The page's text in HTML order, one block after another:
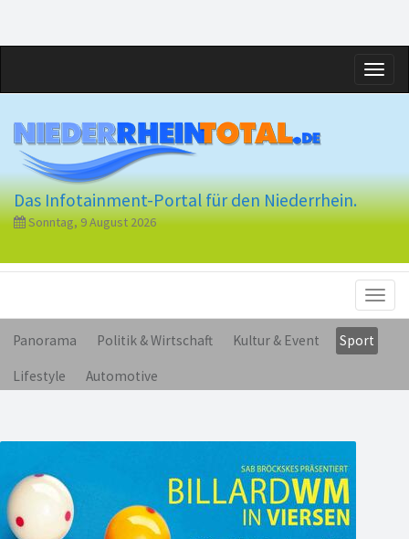
Das Infotainment-Portal für den Niederrhein.
Sonntag, 9 August 2026
Panorama Politik & Wirtschaft Kultur & Event Sport
Lifestyle Automotive